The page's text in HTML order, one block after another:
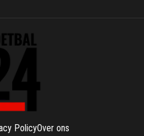
PolicyOver ons